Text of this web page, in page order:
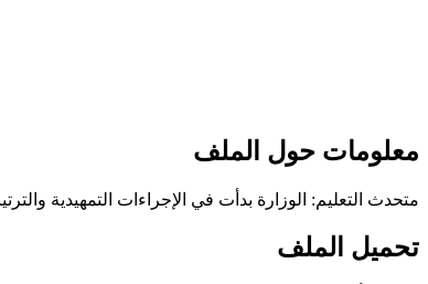
معلومات حول الملف
متحدث التعليم: الوزارة بدأت في الإجراءات التمهيدية
تحميل الملف